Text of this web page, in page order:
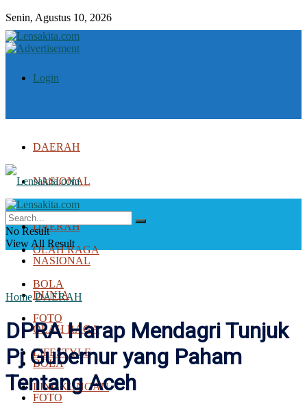
Senin, Agustus 10, 2026
Login
DAERAH
NASIONAL
DUNIA
OLAH RAGA
BOLA
FOTO
LIFESTYLE
LINGKUNGAN
DAERAH
NASIONAL
DUNIA
OLAH RAGA
BOLA
FOTO
No Result
View All Result
Home DAERAH
DPRA Harap Mendagri Tunjuk
Pj Gubernur yang Paham
Tentang Aceh